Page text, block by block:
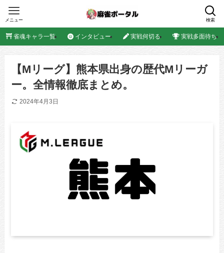
検索
メニュー
雀魂キャラ一覧 インタビュー 実戦何切る 実戦多面待ち
【Mリーグ】熊本県出身の歴代Mリーガ
ー。全情報徹底まとめ。
2024年4月3日